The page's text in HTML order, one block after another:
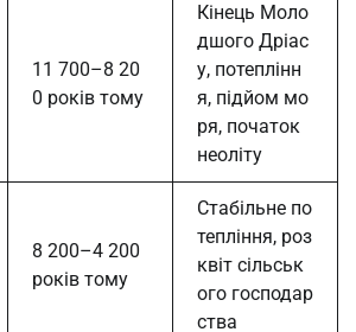
11 700–8 20
0 років тому
Кінець Моло
дшого Дріас
у, потеплінн
я, підйом мо
ря, початок
неоліту
8 200–4 200
років тому
Стабільне по
тепління, роз
квіт сільськ
ого господар
ства